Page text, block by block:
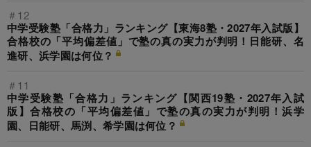
＃12
中学受験塾「合格力」ランキング【東海8塾・2027年入試版】
合格校の「平均偏差値」で塾の真の実力が判明！日能研、名
進研、浜学園は何位？
＃11
中学受験塾「合格力」ランキング【関西19塾・2027年入試
版】合格校の「平均偏差値」で塾の真の実力が判明！浜学
園、日能研、馬渕、希学園は何位？